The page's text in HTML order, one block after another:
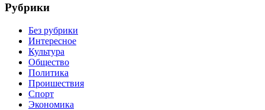
Рубрики
Без рубрики
Интересное
Культура
Общество
Политика
Проишествия
Спорт
Экономика